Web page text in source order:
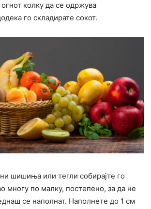
колку да се одржува
го складирате сокот.
шишиња или тегли собирајте го
многу по малку, постепено, за да не
се наполнат. Наполнете до 1 см